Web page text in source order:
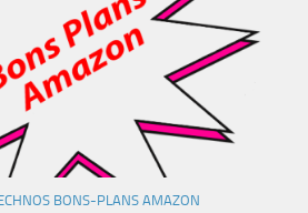
BONS-PLANS AMAZON